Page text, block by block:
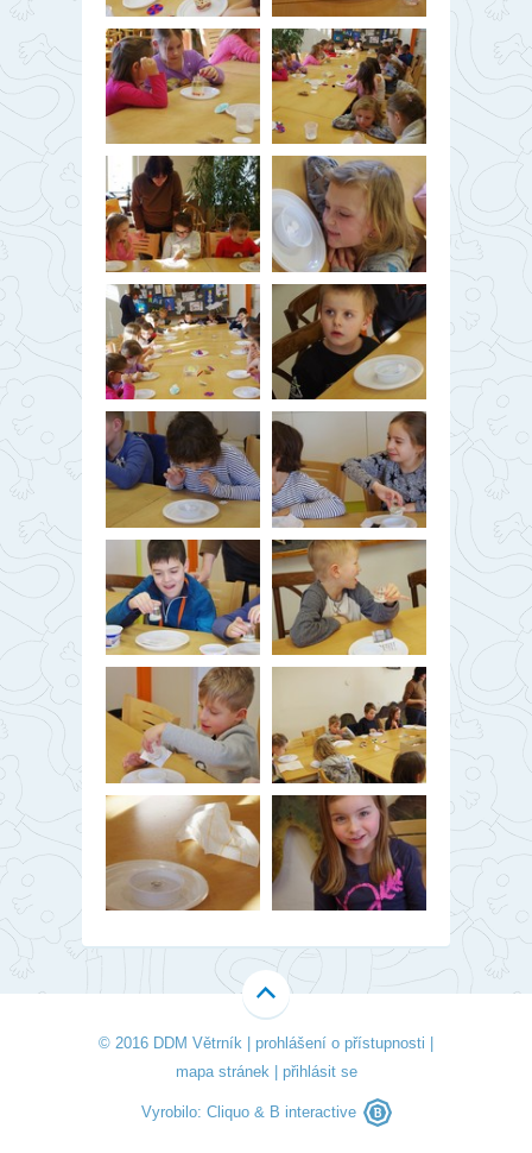
© 2016 DDM Větrník | prohlášení o přístupnosti
mapa stránek| přihlásit se
Vyrobilo: Cliquo& B interactive